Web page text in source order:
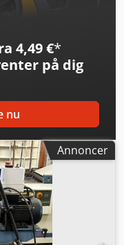
hastigheder: 1400
850x1000x1050
varsel Lagersted:
4,49 €*
på dig
nu
Annoncer